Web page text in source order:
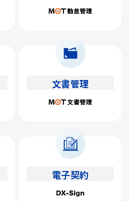
文書管理
電子契約